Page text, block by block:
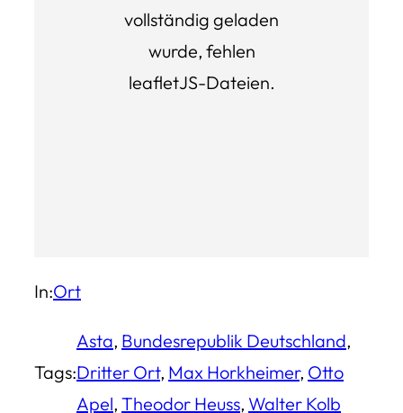
vollständig geladen
wurde, fehlen
leafletJS-Dateien.
In:Ort
Tags:
Asta, Bundesrepublik Deutschland
Dritter Ort, Max Horkheimer, Otto
Apel, Theodor Heuss, Walter Kolb